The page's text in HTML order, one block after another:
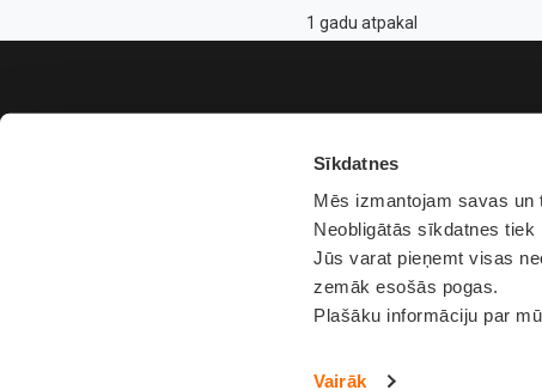
Sīkdatnes
Mēs izmantojam savas
Neobligātās sīkdatnes
Jūs varat pieņemt visas
zemāk esošās pogas.
Plašāku informāciju par
Vairāk
1 gadu atpakal